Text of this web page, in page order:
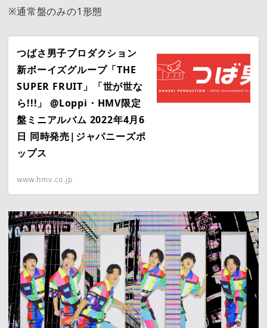
※通常盤のみの1形態
つばさ男子プロダクション
新ボーイズグループ「THE
SUPER FRUIT」「世が世な
ら!!!」 @Loppi・HMV限定
盤ミニアルバム 2022年4月6
日 同時発売|ジャパニーズポ
ップス
www.hmv.co.jp